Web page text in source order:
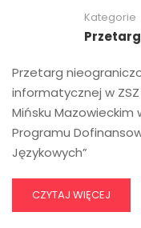
Kategorie
Przetarg
informatycznej w
Mińsku Mazowieckim
Programu
Językowych”
CZYTAJ WIĘCEJ